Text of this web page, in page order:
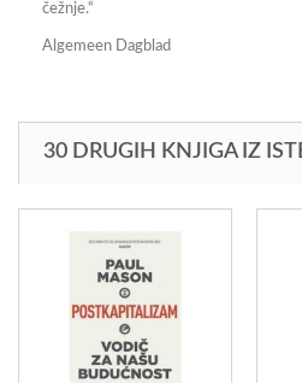
čežnje.“
Algemeen Dagblad
30 DRUGIH KNJIGA IZ